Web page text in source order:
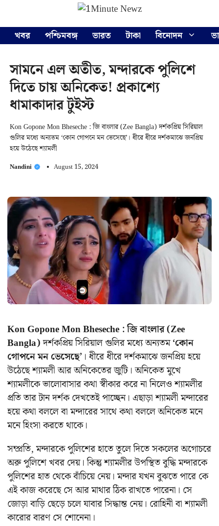
content
খবর
পশ্চিমবঙ্গ ভারত টাকা বিনোদন
সামনে এল অতীত, মন্দারকে পুলিশে
দিতে চায় অনিকেত! প্রকাশ্যে
ধামাকাদার টুইস্ট
Kon Gopone Mon Bheseche : জি বাংলার (Zee Bangla) দর্শকপ্রিয় সিরিয়াল
গুলির মধ্যে অন্যতম ‘কোন গোপনে মন ভেসেছে’। ধীরে ধীরে দর্শকমাঝে জনপ্রিয়
হয়ে উঠেছে শ্যামলী
Nandini August 15, 2024
Kon Gopone Mon Bheseche : জি বাংলার (Zee
Bangla)দর্শকপ্রিয় সিরিয়াল গুলির মধ্যে অন্যতম‘কোন
গোপনে মন ভেসেছে’ । ধীরে ধীরে দর্শকমাঝে জনপ্রিয় হয়ে
উঠেছে শ্যামলী আর অনিকেতের জুটি। অনিকেত মুখে
শ্যামলীকে ভালোবাসার কথা স্বীকার করে না নিলেও শ্যামলীর
প্রতি তার টান দর্শক দেখতেই পাচ্ছেন। এছাড়া শ্যামলী মন্দারের
হয়ে কথা বললে বা মন্দারের সাথে কথা বললে অনিকেত মনে
মনে হিংসা করতে থাকে।
সম্প্রতি, মন্দারকে পুলিশের হাতে তুলে দিতে সকলের অগোচরে
অরু পুলিশে খবর দেয়। কিন্তু শ্যামলীর উপস্থিত বুদ্ধি মন্দারকে
পুলিশের হাত থেকে বাঁচিয়ে নেয়। মন্দার যখন বুঝতে পারে কে
এই কাজ করেছে সে আর মাথার ঠিক রাখতে পারেনা। সে
জোড়া বাড়ি ছেড়ে চলে যাবার সিদ্ধান্ত নেয়। রোহিনী বা শ্যামলী
কারোর বারণ সে শোনেনা।